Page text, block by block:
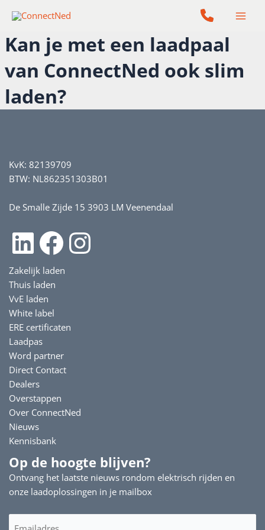
naar
de
inhoud
Kan je met een laadpaal
van ConnectNed ook slim
laden?
KvK: 82139709
BTW: NL862351303B01
De Smalle Zijde 15 3903 LM Veenendaal
LinkedIn
Facebook
Instagram
Zakelijk laden
Thuis laden
VvE laden
White label
ERE certificaten
Laadpas
Word partner
Direct Contact
Dealers
Overstappen
Over ConnectNed
Nieuws
Kennisbank
Op de hoogte blijven?
Ontvang het laatste nieuws rondom elektrisch rijden en
onze laadoplossingen in je mailbox